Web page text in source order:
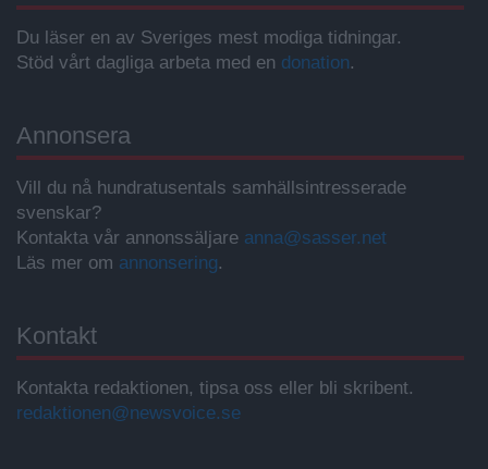
Du läser en av Sveriges mest modiga tidningar.
Stöd vårt dagliga arbeta med en donation.
Annonsera
Vill du nå hundratusentals samhällsintresserade
svenskar?
Kontakta vår annonssäljare anna@sasser.net
Läs mer om annonsering.
Kontakt
Kontakta redaktionen, tipsa oss eller bli skribent.
redaktionen@newsvoice.se